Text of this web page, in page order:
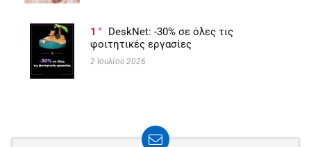
1
DeskNet: -30% σε όλες τις
φοιτητικές εργασίες
2 Ιουλίου 2026